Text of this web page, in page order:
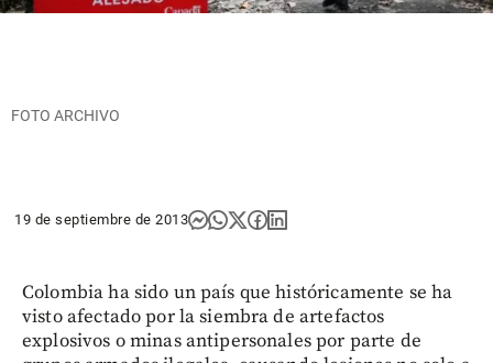
FOTO ARCHIVO
19 de septiembre de 2013
Colombia ha sido un país que históricamente se ha
visto afectado por la siembra de artefactos
explosivos o minas antipersonales por parte de